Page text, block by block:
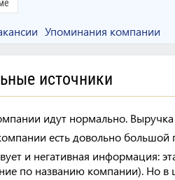
Упоминания компании
источники
идут нормально. Выручка
есть довольно большой
и негативная информация:
по названию компании). Но